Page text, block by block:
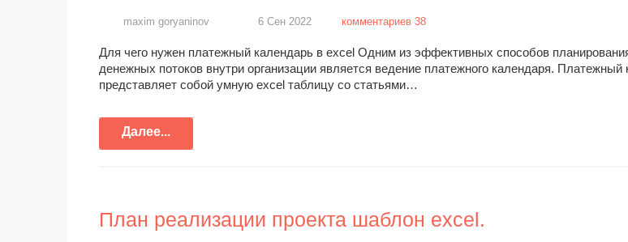
maxim goryaninov 6 Сен 2022 комментариев 38
Для чего нужен платежный календарь в excel Одним из эффективных способов
денежных потоков внутри организации является ведение платежного календаря. Платежный
представляет собой умную excel таблицу со статьями…
Далее...
План реализации проекта шаблон excel.